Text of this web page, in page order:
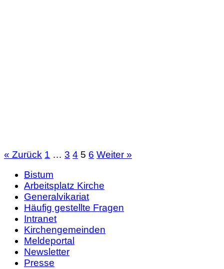
« Zurück Seite
1 … Seite
3 Seite
4 Seite
5 Seite
6 Weiter »
Bistum
Arbeitsplatz Kirche
Generalvikariat
Häufig gestellte Fragen
Intranet
Kirchengemeinden
Meldeportal
Newsletter
Presse